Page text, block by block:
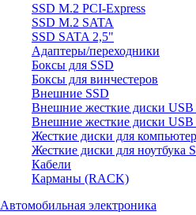
SSD M.2 PCI-Express
SSD M.2 SATA
SSD SATA 2,5"
Адаптеры/переходники
Боксы для SSD
Боксы для винчестеров
Внешние SSD
Внешние жесткие диски USB
Внешние жесткие диски USB
Жесткие диски для
Жесткие диски для ноутбука
Кабели
Карманы (RACK)
Автомобильная электроника